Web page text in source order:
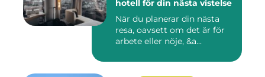
hotell för din nästa vistelse
När du planerar din nästa
resa, oavsett om det är för
arbete eller nöje, &a...